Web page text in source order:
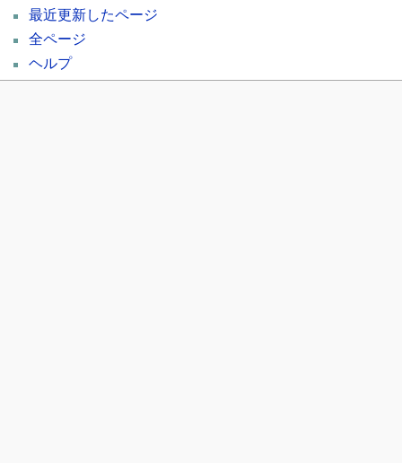
最近更新したページ
全ページ
ヘルプ